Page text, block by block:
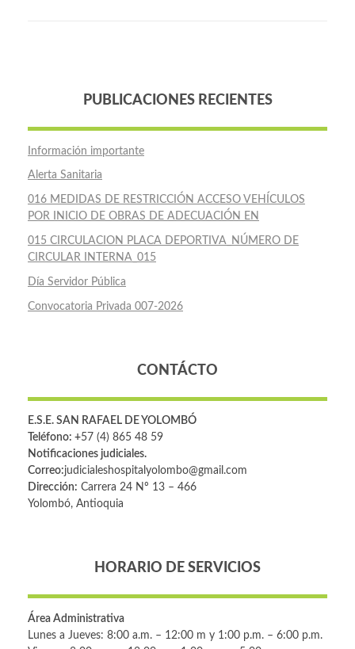
PUBLICACIONES RECIENTES
Información importante
Alerta Sanitaria
016 MEDIDAS DE RESTRICCIÓN ACCESO VEHÍCULOS
POR INICIO DE OBRAS DE ADECUACIÓN EN
015 CIRCULACION PLACA DEPORTIVA_NÚMERO DE
CIRCULAR INTERNA_015
Día Servidor Pública
Convocatoria Privada 007-2026
CONTÁCTO
E.S.E. SAN RAFAEL DE YOLOMBÓ
Teléfono: +57 (4) 865 48 59
Notificaciones judiciales.
Correo:judicialeshospitalyolombo@gmail.com
Dirección: Carrera 24 Nº 13 – 466
Yolombó, Antioquia
HORARIO DE SERVICIOS
Área Administrativa
Lunes a Jueves: 8:00 a.m. – 12:00 m y 1:00 p.m. – 6:00 p.m.